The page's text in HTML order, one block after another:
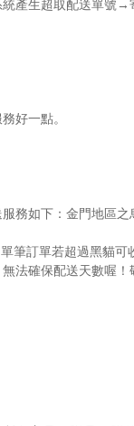
產生超取配送單
好一點。
如下：金門地區
訂單若超過黑貓可
法確保配送天數喔！